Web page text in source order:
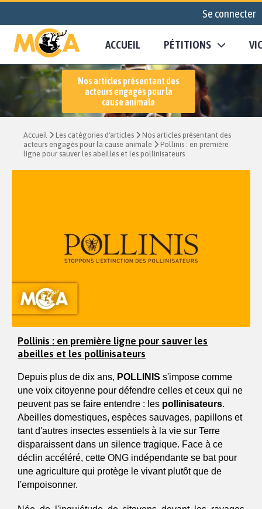
Se connecter
ACCUEIL PÉTITIONS
Nos articles présentant des
acteurs engagés pour la
cause animale
Accueil Les catégories d'articles
Nos articles présentant des
acteurs engagés pour la cause animale
Pollinis : en première
ligne pour sauver les abeilles et les pollinisateurs
Pollinis : en première ligne pour sauver les
abeilles et les pollinisateurs
Depuis plus de dix ans, POLLINIS s'impose comme
une voix citoyenne pour défendre celles et ceux qui ne
peuvent pas se faire entendre : les pollinisateurs.
Abeilles domestiques, espèces sauvages, papillons et
tant d'autres insectes essentiels à la vie sur Terre
disparaissent dans un silence tragique. Face à ce
déclin accéléré, cette ONG indépendante se bat pour
une agriculture qui protège le vivant plutôt que de
l'empoisonner.